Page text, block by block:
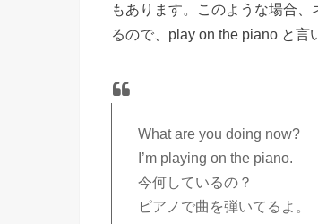
もあります。このような場合
るので、play on the piano と言
What are you doing now?
I’m playing on the piano.
今何しているの？
ピアノで曲を弾いてるよ。